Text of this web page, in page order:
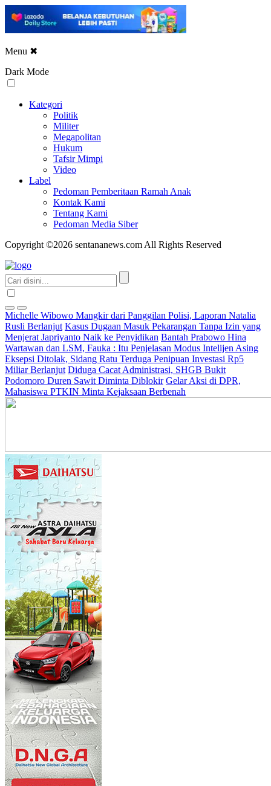
Menu ✖
Dark Mode
Kategori
Politik
Militer
Megapolitan
Hukum
Tafsir Mimpi
Video
Label
Pedoman Pemberitaan Ramah Anak
Kontak Kami
Tentang Kami
Pedoman Media Siber
Copyright ©2026 sentananews.com All Rights Reserved
Michelle Wibowo Mangkir dari Panggilan Polisi, Laporan Natalia
Rusli Berlanjut Kasus Dugaan Masuk Pekarangan Tanpa Izin yang
Menjerat Japriyanto Naik ke Penyidikan Bantah Prabowo Hina
Wartawan dan LSM, Fauka : Itu Penjelasan Modus Intelijen Asing
Eksepsi Ditolak, Sidang Ratu Terduga Penipuan Investasi Rp5
Miliar Berlanjut Diduga Cacat Administrasi, SHGB Bukit
Podomoro Duren Sawit Diminta Diblokir Gelar Aksi di DPR,
Mahasiswa PTKIN Minta Kejaksaan Berbenah